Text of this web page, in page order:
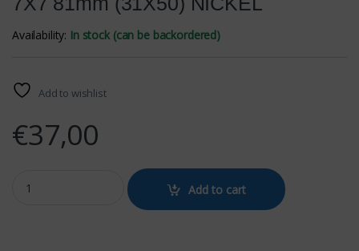
Availability: In stock (can be backordered)
Add to wishlist
€37,00
SECURITY CYLINDER Mul-T-Lock 7X7 81mm (31Χ50) NICKEL
Add to cart